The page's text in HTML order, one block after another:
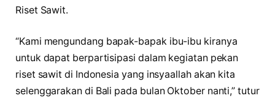
Riset Sawit.
“Kami mengundang bapak-bapak ibu-ibu kiranya
untuk dapat berpartisipasi dalam kegiatan pekan
riset sawit di Indonesia yang insyaallah akan kita
selenggarakan di Bali pada bulan Oktober nanti,” tutur